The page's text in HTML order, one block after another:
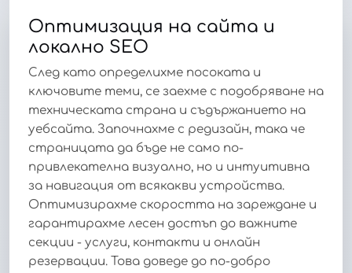
Оптимизация на сайта и
локално SEO
След като определихме посоката и
ключовите теми, се заехме с подобряване на
техническата страна и съдържанието на
уебсайта. Започнахме с редизайн, така че
страницата да бъде не само по-
привлекателна визуално, но и интуитивна
за навигация от всякакви устройства.
Оптимизирахме скоростта на зареждане и
гарантирахме лесен достъп до важните
секции - услуги, контакти и онлайн
резервации. Това доведе до по-добро